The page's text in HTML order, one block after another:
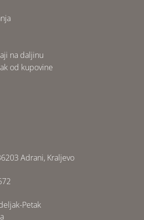
na daljinu
od kupovine
Adrani, Kraljevo
Petak